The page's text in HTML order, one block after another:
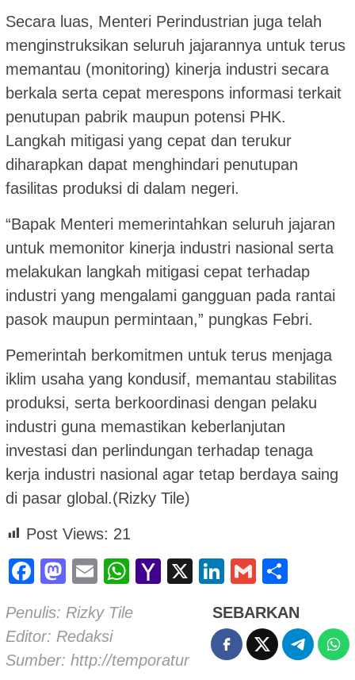
Secara luas, Menteri Perindustrian juga telah
menginstruksikan seluruh jajarannya untuk terus
memantau (monitoring) kinerja industri secara
berkala serta cepat merespons informasi terkait
penutupan pabrik maupun potensi PHK.
Langkah mitigasi yang cepat dan terukur
diharapkan dapat menghindari penutupan
fasilitas produksi di dalam negeri.
“Bapak Menteri memerintahkan seluruh jajaran
untuk memonitor kinerja industri nasional serta
melakukan langkah mitigasi cepat terhadap
industri yang mengalami gangguan pada rantai
pasok maupun permintaan,” pungkas Febri.
Pemerintah berkomitmen untuk terus menjaga
iklim usaha yang kondusif, memantau stabilitas
produksi, serta berkoordinasi dengan pelaku
industri guna memastikan keberlanjutan
investasi dan perlindungan terhadap tenaga
kerja industri nasional agar tetap berdaya saing
di pasar global.(Rizky Tile)
Post Views: 21
Facebook
Mastodon
EmailWhatsApp
Yahoo
X LinkedIn
Gmail
Penulis: Rizky Tile
Editor: Redaksi
Sumber: http://temporatur
SEBARKAN